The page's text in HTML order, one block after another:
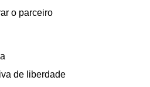
o parceiro
de liberdade